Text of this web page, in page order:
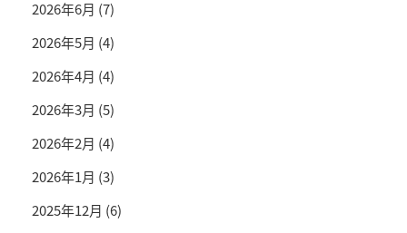
2026年6月 (7)
2026年5月 (4)
2026年4月 (4)
2026年3月 (5)
2026年2月 (4)
2026年1月 (3)
2025年12月 (6)